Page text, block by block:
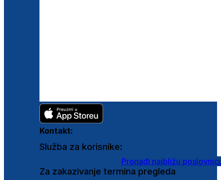
Kontakt:
Služba za korisnike:
Pronađi najbližu
Za zakazivanje termina pregleda